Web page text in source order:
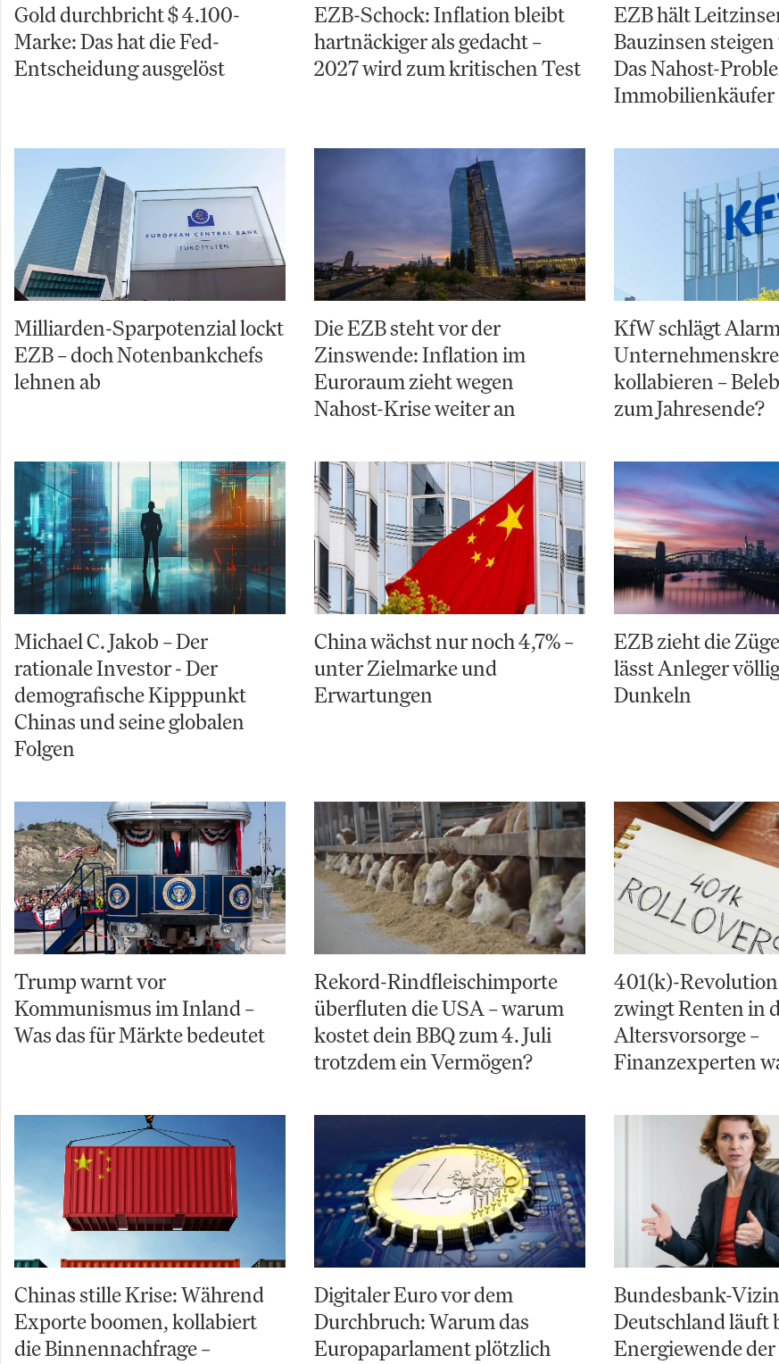
Gold durchbricht $ 4.100-
Marke: Das hat die Fed-
Entscheidung ausgelöst
EZB-Schock: Inflation bleibt
hartnäckiger als gedacht –
2027 wird zum kritischen Test
EZB hält
Bauzinsen
Das Nahost-
Immobilienkäufer
Milliarden-Sparpotenzial lockt
EZB – doch Notenbankchefs
lehnen ab
Die EZB steht vor der
Zinswende: Inflation im
Euroraum zieht wegen
Nahost-Krise weiter an
KfW schlägt
kollabieren –
zum Jahresende?
Michael C. Jakob – Der
rationale Investor - Der
demografische Kipppunkt
Chinas und seine globalen
Folgen
China wächst nur noch 4,7% –
unter Zielmarke und
Erwartungen
EZB zieht die
lässt Anleger
Dunkeln
Trump warnt vor
Kommunismus im Inland –
Was das für Märkte bedeutet
Rekord-Rindfleischimporte
überfluten die USA – warum
kostet dein BBQ zum 4. Juli
trotzdem ein Vermögen?
401(k)-
zwingt Renten in
Altersvorsorge –
Finanzexperten
Chinas stille Krise: Während
Exporte boomen, kollabiert
die Binnennachfrage –
Digitaler Euro vor dem
Durchbruch: Warum das
Europaparlament plötzlich
Bundesbank-
Deutschland läuft
Energiewende